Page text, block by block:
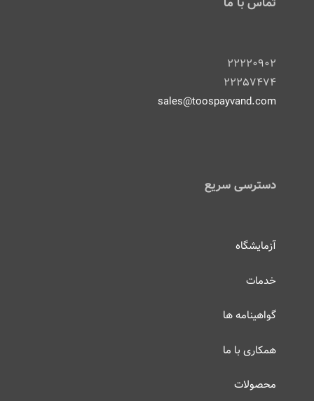
۲۲۲۲۰۹۰۲
۲۲۲۵۷۴۷۴
sales@toospayvand.com
دسترسی سریع
آزمایشگاه
خدمات
گواهینامه ها
همکاری با ما
محصولات